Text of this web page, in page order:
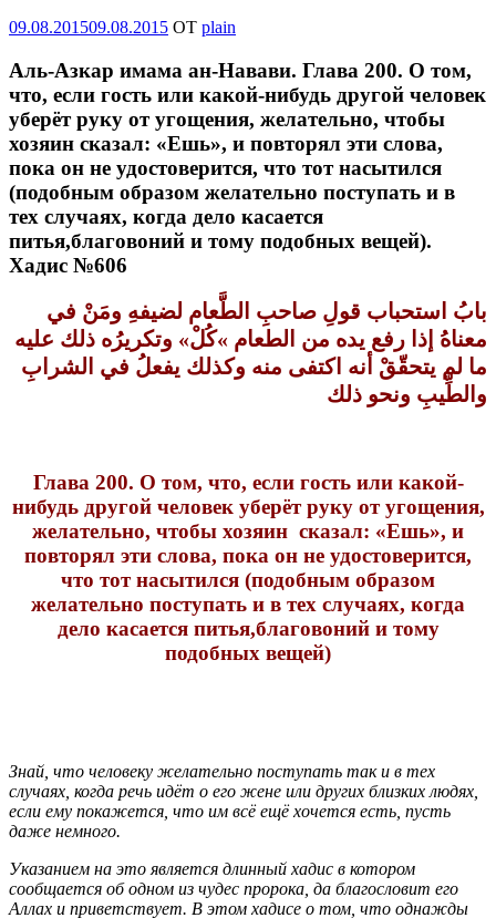
Опубликовано
09.08.201509.08.2015 OT plain
Аль-Азкар имама ан-Навави. Глава 200. О том,
что, если гость или какой-нибудь другой человек
уберёт руку от угощения, желательно, чтобы
хозяин сказал: «Ешь», и повторял эти слова,
пока он не удостоверится, что тот насытился
(подобным образом желательно поступать и в
тех случаях, когда дело касается
питья,благовоний и тому подобных вещей).
Хадис №606
بابُ استحباب قولِ صاحبِ الطَّعام لضيفهِ ومَنْ في
معناهُ إذا رفع يده من الطعام ‏»‏كُلْ‏»‏ وتكريرُه ذلك عليه
ما لم يتحقّقْ أنه اكتفى منه وكذلك يفعلُ في الشرابِ
والطِّيبِ ونحو ذلك
Глава 200. О том, что, если гость или какой-
нибудь другой человек уберёт руку от угощения,
желательно, чтобы хозяин сказал: «Ешь», и
повторял эти слова, пока он не удостоверится,
что тот насытился (подобным образом
желательно поступать и в тех случаях, когда
дело касается питья,благовоний и тому
подобных вещей)
Знай, что человеку желательно поступать так и в тех
случаях, когда речь идёт о его жене или других близких людях,
если ему покажется, что им всё ещё хочется есть, пусть
даже немного.
Указанием на это является длинный хадис в котором
сообщается об одном из чудес пророка, да благословит его
Аллах и приветствует. В этом хадисе о том, что однажды